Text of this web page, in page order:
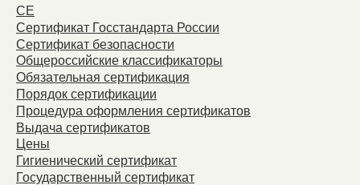
СЕ
Сертификат Госстандарта России
Сертификат безопасности
Общероссийские классификаторы
Обязательная сертификация
Порядок сертификации
Процедура оформления сертификатов
Выдача сертификатов
Цены
Гигиенический сертификат
Государственный сертификат